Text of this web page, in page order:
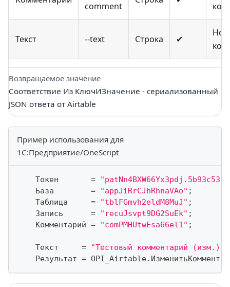
comment
Текст --text Строка ✔
Возвращаемое значение
Соответствие Из КлючИЗначение - сериализованный
JSON ответа от Airtable
Пример использования для
1С:Предприятие/OneScript
    Токен
=
    База
= "appJiRrCJhRhnaVAo" ;
    Таблица
= "tblFGmvh2eldM8MuJ" ;
    Запись
= "recuJsvpt9DG2SuEk" ;
    Комментарий
= "comPMHUtwEsa66el1" ;
    Текст
= "Тестовый комментарий (изм.)"
    Результат
= OPI_Airtable.